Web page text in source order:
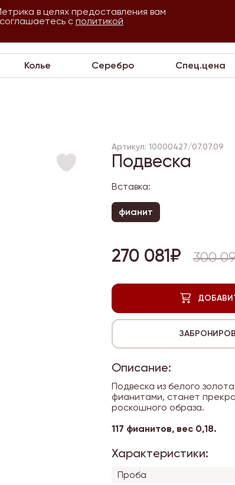
Для
VIP Партнеры
Колье Серебро Спец.цена
Артикул: 10000427/07.07.09
Подвеска
Вставка:
фианит
270 081₽ 300
Описание:
Подвеска из белого
фианитами, станет
роскошного образа.
117 фианитов, вес 0,18.
Характеристики:
Проба
в целях предоставления вам
с политикой